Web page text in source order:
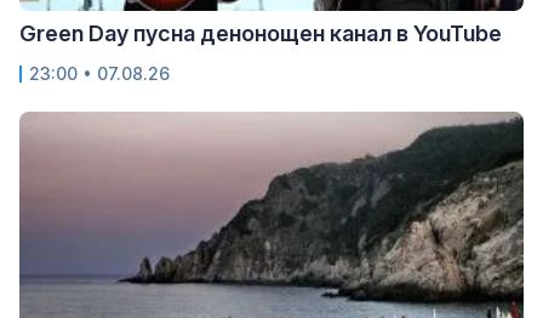
Green Day пусна денонощен канал в YouTube
23:00 • 07.08.26